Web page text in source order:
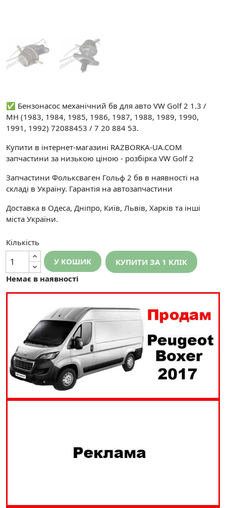
✅ Бензонасос механічний бв для авто VW Golf 2 1.3 /
MH (1983, 1984, 1985, 1986, 1987, 1988, 1989, 1990,
1991, 1992) 72088453 / 7 20 884 53.
Купити в інтернет-магазині RAZBORKA-UA.COM
запчастини за низькою ціною - розбірка VW Golf 2
Запчастини Фольксваген Гольф 2 бв в наявності на
складі в Україну. Гарантія на автозапчастини
Доставка в Одеса, Дніпро, Київ, Львів, Харків та інші
міста України.
Кількість
У КОШИК
КУПИТИ ЗА 1 КЛIК
Немає в наявності